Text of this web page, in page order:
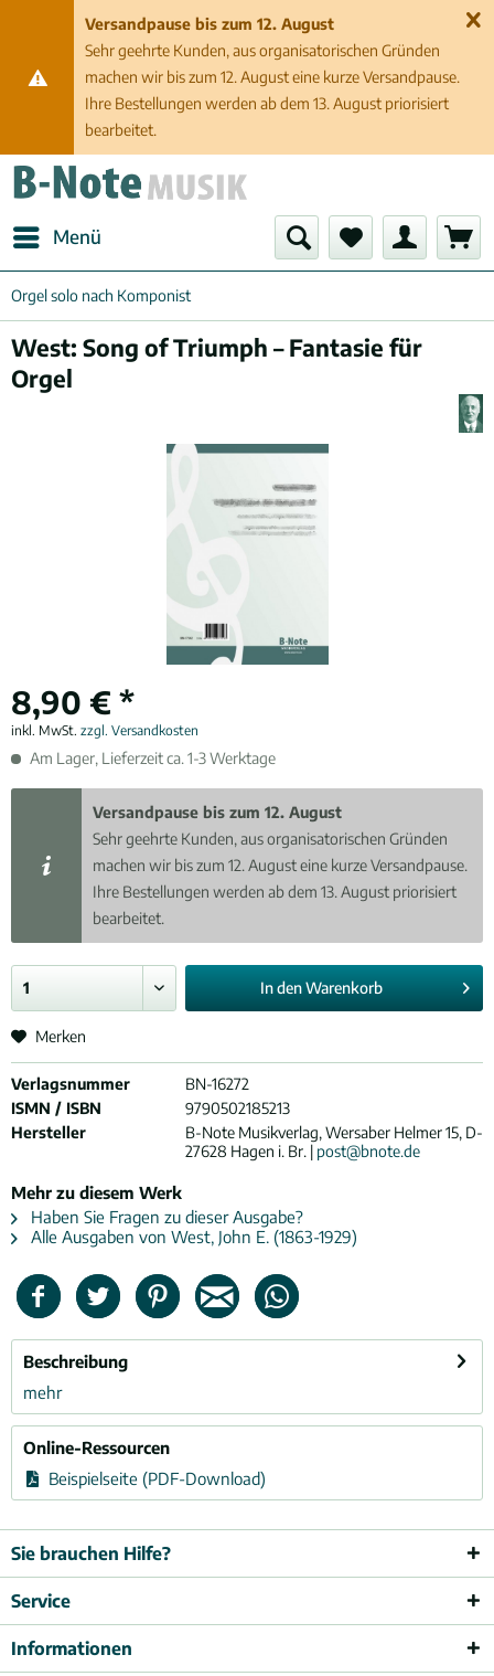
Versandpause bis zum 12. August
Sehr geehrte Kunden, aus organisatorischen Gründen
machen wir bis zum 12. August eine kurze Versandpause.
Ihre Bestellungen werden ab dem 13. August priorisiert
bearbeitet.
Menü
Orgel solo nach Komponist
West: Song of Triumph – Fantasie für
Orgel
8,90 € *
inkl. MwSt. zzgl. Versandkosten
Am Lager, Lieferzeit ca. 1-3 Werktage
Versandpause bis zum 12. August
Sehr geehrte Kunden, aus organisatorischen Gründen
machen wir bis zum 12. August eine kurze Versandpause.
Ihre Bestellungen werden ab dem 13. August priorisiert
bearbeitet.
In denWarenkorb
Merken
Verlagsnummer
BN-16272
ISMN / ISBN
9790502185213
Hersteller
B-Note Musikverlag, Wersaber Helmer 15, D-
27628 Hagen i. Br. | post@bnote.de
Mehr zu diesem Werk
Haben Sie Fragen zu dieser Ausgabe?
Alle Ausgaben von West, John E. (1863-1929)
Beschreibung
mehr
Online-Ressourcen
Beispielseite (PDF-Download)
Sie brauchen Hilfe?
Service
Informationen